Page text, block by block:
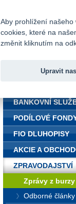
Fio
BANKOVNÍ
PODÍLOVÉ
FIO DLUHOPISY
AKCIE A
ZPRAVODAJSTVÍ
Zprávy z burzy
Odborné články
Aby prohlížení našeho
cookies, které na
změnit kliknutím na
Upravit